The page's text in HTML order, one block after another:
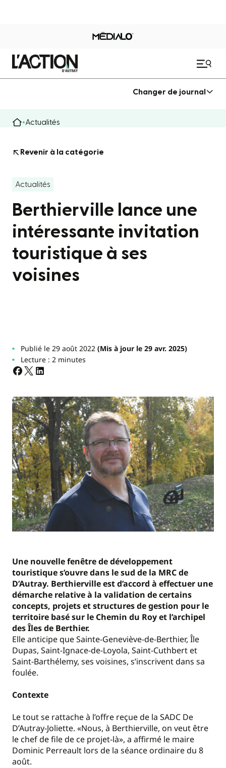
Changer de journal
Actualités
Revenir à la catégorie
Actualités
Berthierville lance une
intéressante invitation
touristique à ses
voisines
Publié le 29 août 2022(Mis à jour le 29 avr. 2025)
Lecture : 2 minutes
Une nouvelle fenêtre de développement
touristique s’ouvre dans le sud de la MRC de
D’Autray. Berthierville est d’accord à effectuer une
démarche relative à la validation de certains
concepts, projets et structures de gestion pour le
territoire basé sur le Chemin du Roy et l’archipel
des Îles de Berthier.
Elle anticipe que Sainte-Geneviève-de-Berthier, Île
Dupas, Saint-Ignace-de-Loyola, Saint-Cuthbert et
Saint-Barthélemy, ses voisines, s’inscrivent dans sa
foulée.
Contexte
Le tout se rattache à l’offre reçue de la SADC De
D’Autray-Joliette. «Nous, à Berthierville, on veut être
le chef de file de ce projet-là», a affirmé le maire
Dominic Perreault lors de la séance ordinaire du 8
août.